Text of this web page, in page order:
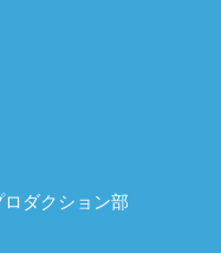
ダクション部